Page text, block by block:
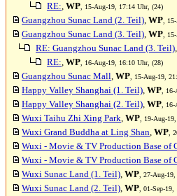
RE:, WP , 15-Aug-19, 17:14 Uhr, (24)
Guangzhou Sunac Land (2. Teil), WP ,
Guangzhou Sunac Land (3. Teil), WP ,
RE: Guangzhou Sunac Land (3. Teil),
RE:, WP , 16-Aug-19, 16:10 Uhr, (28)
Guangzhou Sunac Mall, WP , 15-Aug-19,
Happy Valley Shanghai (1. Teil), WP ,
Happy Valley Shanghai (2. Teil), WP ,
Wuxi Taihu Zhi Xing Park, WP , 19-Aug-
Wuxi Grand Buddha at Ling Shan, WP ,
Wuxi - Movie & TV Production Base of
Wuxi - Movie & TV Production Base of
Wuxi Sunac Land (1. Teil), WP , 27-Aug-
Wuxi Sunac Land (2. Teil), WP , 01-Sep-